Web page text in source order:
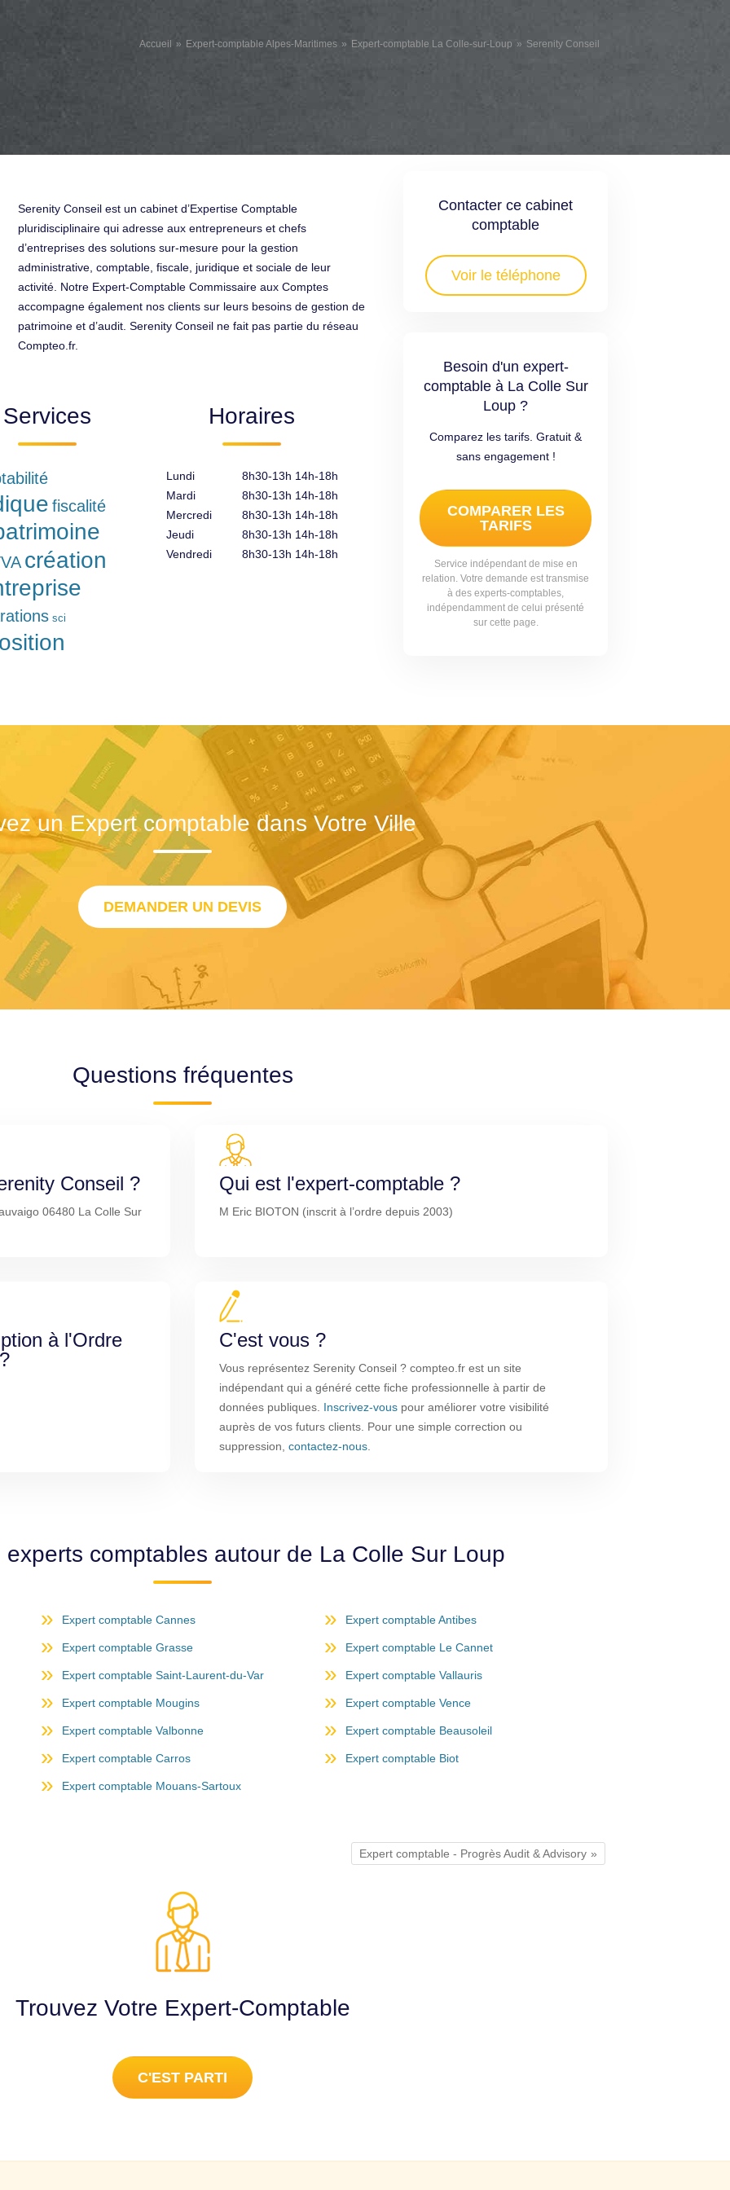
Accueil Expert-comptable Alpes-Maritimes Expert-comptable La Colle-sur-Loup Serenity Conseil
Contacter ce cabinet
comptable
Voir le téléphone
Besoin d'un expert-
comptable à La Colle Sur
Loup ?
Comparez les tarifs. Gratuit &
sans engagement !
COMPARER LES
TARIFS
Service indépendant de mise en
relation. Votre demande est transmise
à des experts-comptables,
indépendamment de celui présenté
sur cette page.
Serenity Conseil est un cabinet d’Expertise Comptable
pluridisciplinaire qui adresse aux entrepreneurs et chefs
d’entreprises des solutions sur-mesure pour la gestion
administrative, comptable, fiscale, juridique et sociale de leur
activité. Notre Expert-Comptable Commissaire aux Comptes
accompagne également nos clients sur leurs besoins de gestion de
patrimoine et d’audit. Serenity Conseil ne fait pas partie du réseau
Compteo.fr.
Services
fiscalité
création
sci
Horaires
Lundi
Mardi
Mercredi
Jeudi
Vendredi
8h30-13h 14h-18h
8h30-13h 14h-18h
8h30-13h 14h-18h
8h30-13h 14h-18h
8h30-13h 14h-18h
un Expert comptable dans Votre Ville
DEMANDER UN DEVIS
Questions fréquentes
Conseil ?
06480 La Colle Sur
Qui est l'expert-comptable ?
M Eric BIOTON (inscrit à l’ordre depuis 2003)
à l'Ordre
C'est vous ?
Vous représentez Serenity Conseil ? compteo.fr est un site
indépendant qui a généré cette fiche professionnelle à partir de
données publiques. Inscrivez-vous pour améliorer votre visibilité
auprès de vos futurs clients. Pour une simple correction ou
suppression, contactez-nous
comptables autour de La Colle Sur Loup
Expert comptable Cannes Expert comptable Antibes
Expert comptable Grasse Expert comptable Le Cannet
Expert comptable Saint-Laurent-du-Var Expert comptable Vallauris
Expert comptable Mougins Expert comptable Vence
Expert comptable Valbonne Expert comptable Beausoleil
Expert comptable Carros Expert comptable Biot
Expert comptable Mouans-Sartoux
Expert comptable - Progrès Audit & Advisory
Trouvez Votre Expert-Comptable
C'EST PARTI